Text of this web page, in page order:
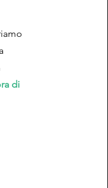
di